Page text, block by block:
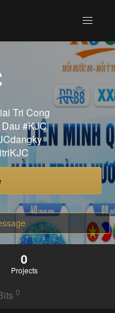
Tri Cong
#KJC
0
Projects
0